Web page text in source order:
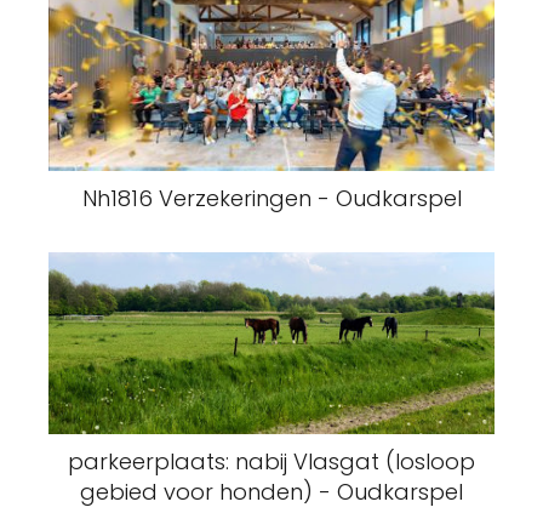
Nh1816 Verzekeringen - Oudkarspel
parkeerplaats: nabij Vlasgat (losloop
gebied voor honden) - Oudkarspel